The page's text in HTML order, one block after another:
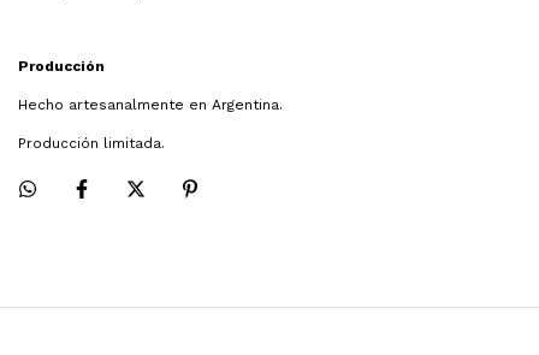
Producción
Hecho artesanalmente en Argentina.
Producción limitada.